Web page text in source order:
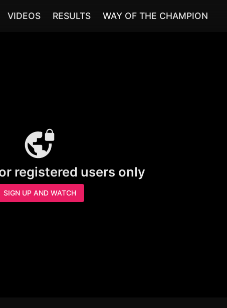
VIDEOS RESULTS WAY OF THE CHAMPION
registered users only
SIGN UP AND WATCH